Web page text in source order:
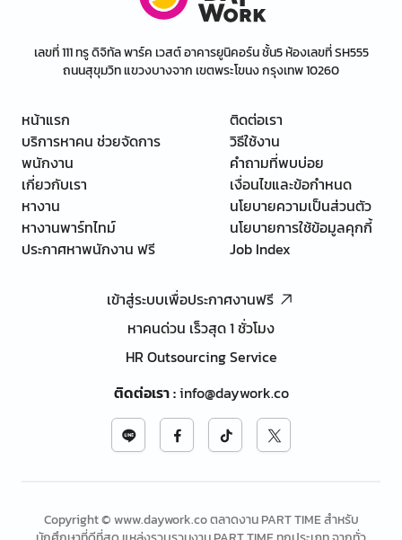
เลขที่ 111 ทรู ดิจิทัล พาร์ค เวสต์ อาคารยูนิคอร์น ชั้น5 ห้องเลขที่ SH555
ถนนสุขุมวิท แขวงบางจาก เขตพระโขนง กรุงเทพ 10260
หน้าแรก
บริการหาคน ช่วยจัดการ
พนักงาน
เกี่ยวกับเรา
หางาน
หางานพาร์ทไทม์
ประกาศหาพนักงาน ฟรี
ติดต่อเรา
วิธีใช้งาน
คำถามที่พบบ่อย
เงื่อนไขและข้อกำหนด
นโยบายความเป็นส่วนตัว
นโยบายการใช้ข้อมูลคุกกี้
Job Index
เข้าสู่ระบบเพื่อประกาศงานฟรี
หาคนด่วน เร็วสุด 1 ชั่วโมง
HR Outsourcing Service
ติดต่อเรา:info@daywork.co
Copyright © www.daywork.co ตลาดงาน PART TIME สำหรับ